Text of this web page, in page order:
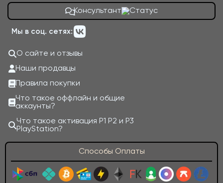
Консультант
Мы в соц. сетях:
О сайте и отзывы
Наши продавцы
Правила покупки
Что такое оффлайн и общие
аккаунты?
Что такое активация P1 P2 и P3
PlayStation?
Способы Оплаты